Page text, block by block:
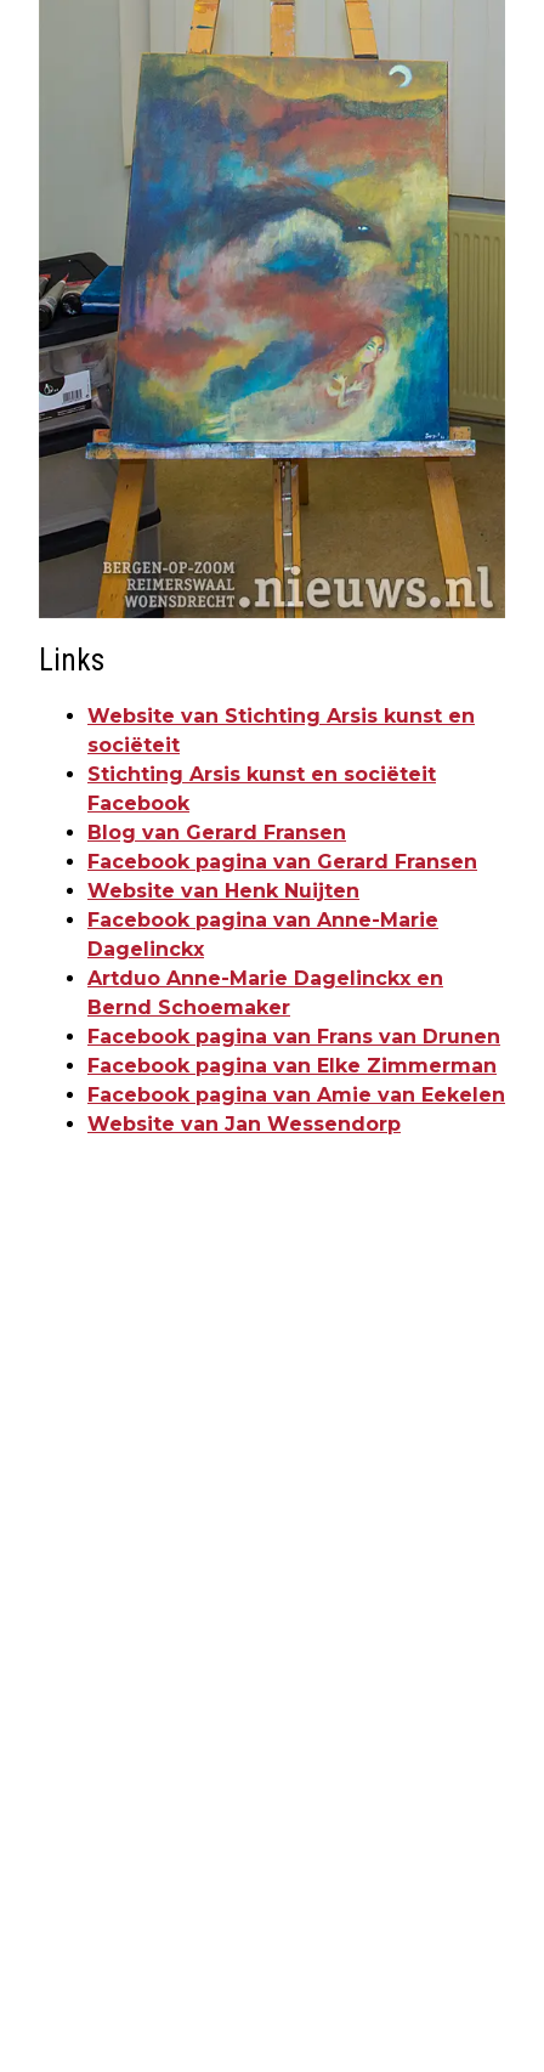
Links
Website van Stichting Arsis kunst en
sociëteit
Stichting Arsis kunst en sociëteit
Facebook
Blog van Gerard Fransen
Facebook pagina van Gerard Fransen
Website van Henk Nuijten
Facebook pagina van Anne-Marie
Dagelinckx
Artduo Anne-Marie Dagelinckx en
Bernd Schoemaker
Facebook pagina van Frans van Drunen
Facebook pagina van Elke Zimmerman
Facebook pagina van Amie van Eekelen
Website van Jan Wessendorp